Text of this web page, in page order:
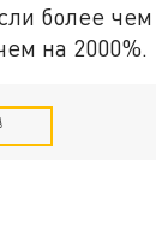
более чем
на 2000%.